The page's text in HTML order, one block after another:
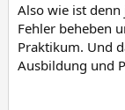
Also wie ist denn
Fehler beheben
Praktikum. Und
Ausbildung und